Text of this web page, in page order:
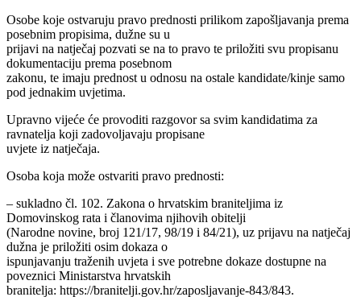
Osobe koje ostvaruju pravo prednosti prilikom zapošljavanja prema
posebnim propisima, dužne su u
prijavi na natječaj pozvati se na to pravo te priložiti svu propisanu
dokumentaciju prema posebnom
zakonu, te imaju prednost u odnosu na ostale kandidate/kinje samo
pod jednakim uvjetima.
Upravno vijeće će provoditi razgovor sa svim kandidatima za
ravnatelja koji zadovoljavaju propisane
uvjete iz natječaja.
Osoba koja može ostvariti pravo prednosti:
– sukladno čl. 102. Zakona o hrvatskim braniteljima iz
Domovinskog rata i članovima njihovih obitelji
(Narodne novine, broj 121/17, 98/19 i 84/21), uz prijavu na natječaj
dužna je priložiti osim dokaza o
ispunjavanju traženih uvjeta i sve potrebne dokaze dostupne na
poveznici Ministarstva hrvatskih
branitelja: https://branitelji.gov.hr/zaposljavanje-843/843.